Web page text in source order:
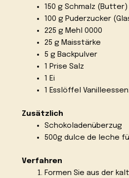
150 g Schmalz (Butter)
100 g Puderzucker
225 g Mehl 0000
25 g Maisstärke
5 g Backpulver
1 Prise Salz
1 Ei
1 Esslöffel
Zusätzlich
Schokoladenüberzug
500g dulce de leche
Verfahren
Formen Sie aus der